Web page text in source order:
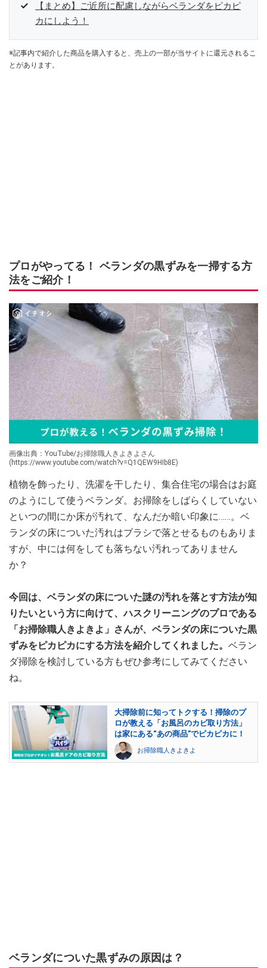
【まとめ】ご近所に配慮しながらベランダをピカピ
カにしよう！
※記事内で紹介した商品を購入すると、売上の一部が当サイトに還元されるこ
とがあります。
プロがやってる！ ベランダの黒ずみを一掃する方
法をご紹介！
画像出典：YouTube/お掃除職人きよきよさん
(https://www.youtube.com/watch?v=Q1QEW9HIb8E)
植物を飾ったり、洗濯を干したり、集合住宅の場合はお庭
のようにして使うベランダ。お掃除をしばらくしていない
といつの間にか床が汚れて、なんだか暗い印象に……。ベ
ランダの床についた汚れはブラシで落とせるものもありま
すが、中には何をしても落ちない汚れってありません
か？
今回は、ベランダの床についた謎の汚れを落とす方法が知
りたいという方に向けて、ハスクリーニングのプロである
「お掃除職人きよきよ」さんが、ベランダの床についた黒
ずみをピカピカにする方法を紹介してくれました。 ベラン
ダ掃除を検討している方もぜひ参考にしてみてください
ね。
大掃除前に知ってトクする！掃除のプ
ロが教える「お風呂のカビ取り方法」
は家にある“あの商品”でピカピカに！
お掃除職人きよきよ
ベランダについた黒ずみの原因は？